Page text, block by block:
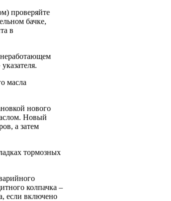
проверяйте
бачке,
в
неработающем
масла
нового
Новый
а затем
тормозных
колпачка –
если включено